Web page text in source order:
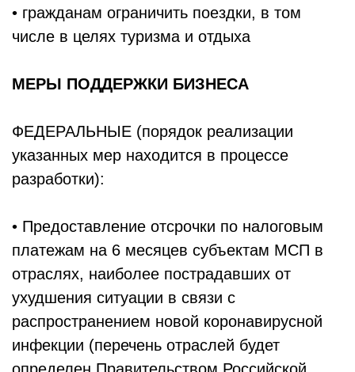
• гражданам ограничить поездки, в том
числе в целях туризма и отдыха
МЕРЫ ПОДДЕРЖКИ БИЗНЕСА
ФЕДЕРАЛЬНЫЕ (порядок реализации
указанных мер находится в процессе
разработки):
• Предоставление отсрочки по налоговым
платежам на 6 месяцев субъектам МСП в
отраслях, наиболее пострадавших от
ухудшения ситуации в связи с
распространением новой коронавирусной
инфекции (перечень отраслей будет